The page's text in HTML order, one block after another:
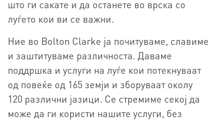
што ги сакате и да останете во врска со
луѓето кои ви се важни.
Ние во Bolton Clarke ја почитуваме, славиме
и заштитуваме различноста. Даваме
поддршка и услуги на луѓе кои потекнуваат
од повеќе од 165 земји и зборуваат околу
120 различни јазици. Се стремиме секој да
може да ги користи нашите услуги, без